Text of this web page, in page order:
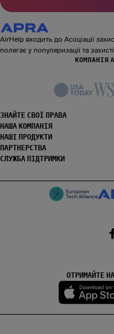
AirHelp входить до Асоціації
полягає у популяризації та
КОМПАНІЯ
ЗНАЙТЕ СВОЇ ПРАВА
НАША КОМПАНІЯ
НАШІ ПРОДУКТИ
ПАРТНЕРСТВА
СЛУЖБА ПІДТРИМКИ
ОТРИМАЙТЕ